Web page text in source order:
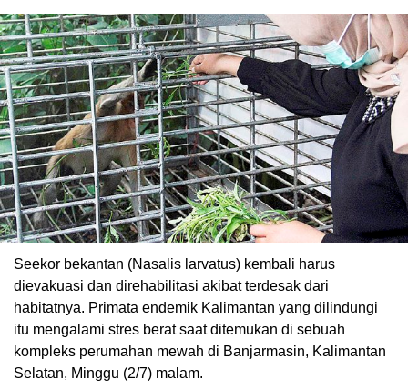
Seekor bekantan (Nasalis larvatus) kembali harus
dievakuasi dan direhabilitasi akibat terdesak dari
habitatnya. Primata endemik Kalimantan yang dilindungi
itu mengalami stres berat saat ditemukan di sebuah
kompleks perumahan mewah di Banjarmasin, Kalimantan
Selatan, Minggu (2/7) malam.